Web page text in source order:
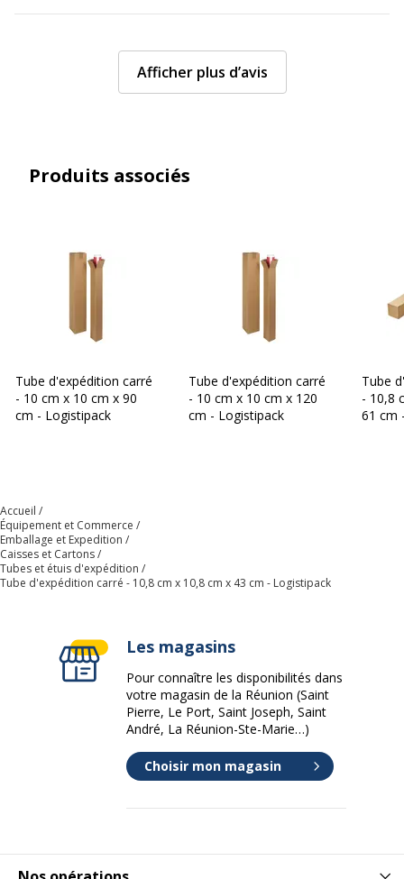
Afficher plus d’avis
Produits associés
Tube d'expédition carré
- 10 cm x 10 cm x 90
cm - Logistipack
Tube d'expédition carré
- 10 cm x 10 cm x 120
cm - Logistipack
Tube
- 10,8
61 cm
Accueil
Équipement et Commerce
Emballage et Expedition
Caisses et Cartons
Tubes et étuis d'expédition
Tube d'expédition carré - 10,8 cm x 10,8 cm x 43 cm - Logistipack
Les magasins
Pour connaître les disponibilités dans
votre magasin de la Réunion (Saint
Pierre, Le Port, Saint Joseph, Saint
André, La Réunion-Ste-Marie…)
Choisir mon magasin